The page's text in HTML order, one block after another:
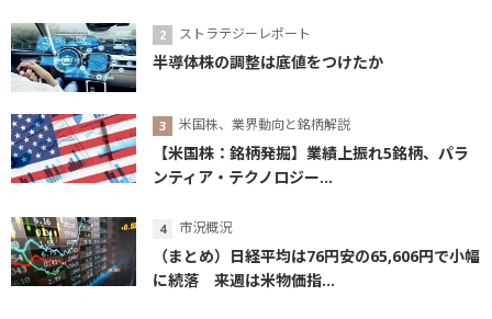
ストラテジーレポート
半導体株の調整は底値をつけたか
米国株、業界動向と銘柄解説
【米国株：銘柄発掘】業績上振れ5銘柄、パラ
ンティア・テクノロジー...
市況概況
（まとめ）日経平均は76円安の65,606円で小幅
に続落 来週は米物価指...